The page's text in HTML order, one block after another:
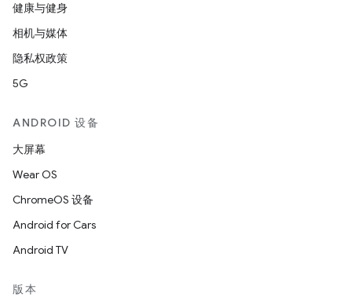
健康与健身
相机与媒体
隐私权政策
5G
ANDROID 设备
大屏幕
Wear OS
ChromeOS 设备
Android for Cars
Android TV
版本